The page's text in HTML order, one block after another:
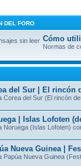
DEL FORO
Cómo
Normas de
del Sur | El rincón
Corea del Sur (El rincón
| Islas Lofoten
Noruega (Islas Lofoten)
Nueva Guinea |
Papúa Nueva Guinea